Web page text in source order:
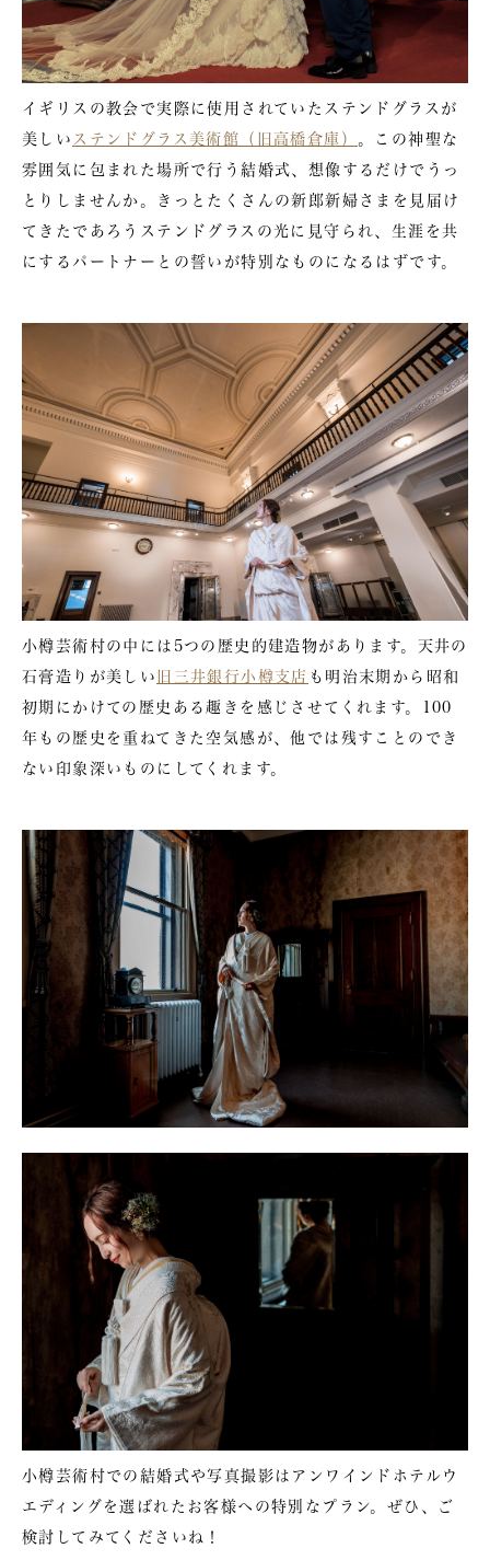
イギリスの教会で実際に使用されていたステンドグラスが
美しい ステンドグラス美術館（旧高橋倉庫） 。この神聖な
雰囲気に包まれた場所で行う結婚式、想像するだけでうっ
とりしませんか。きっとたくさんの新郎新婦さまを見届け
てきたであろうステンドグラスの光に見守られ、生涯を共
にするパートナーとの誓いが特別なものになるはずです。
小樽芸術村の中には5つの歴史的建造物があります。天井の
石膏造りが美しい 旧三井銀行小樽支店 も明治末期から昭和
初期にかけての歴史ある趣きを感じさせてくれます。100
年もの歴史を重ねてきた空気感が、他では残すことのでき
ない印象深いものにしてくれます。
小樽芸術村での結婚式や写真撮影はアンワインドホテルウ
エディングを選ばれたお客様への特別なプラン。ぜひ、ご
検討してみてくださいね！